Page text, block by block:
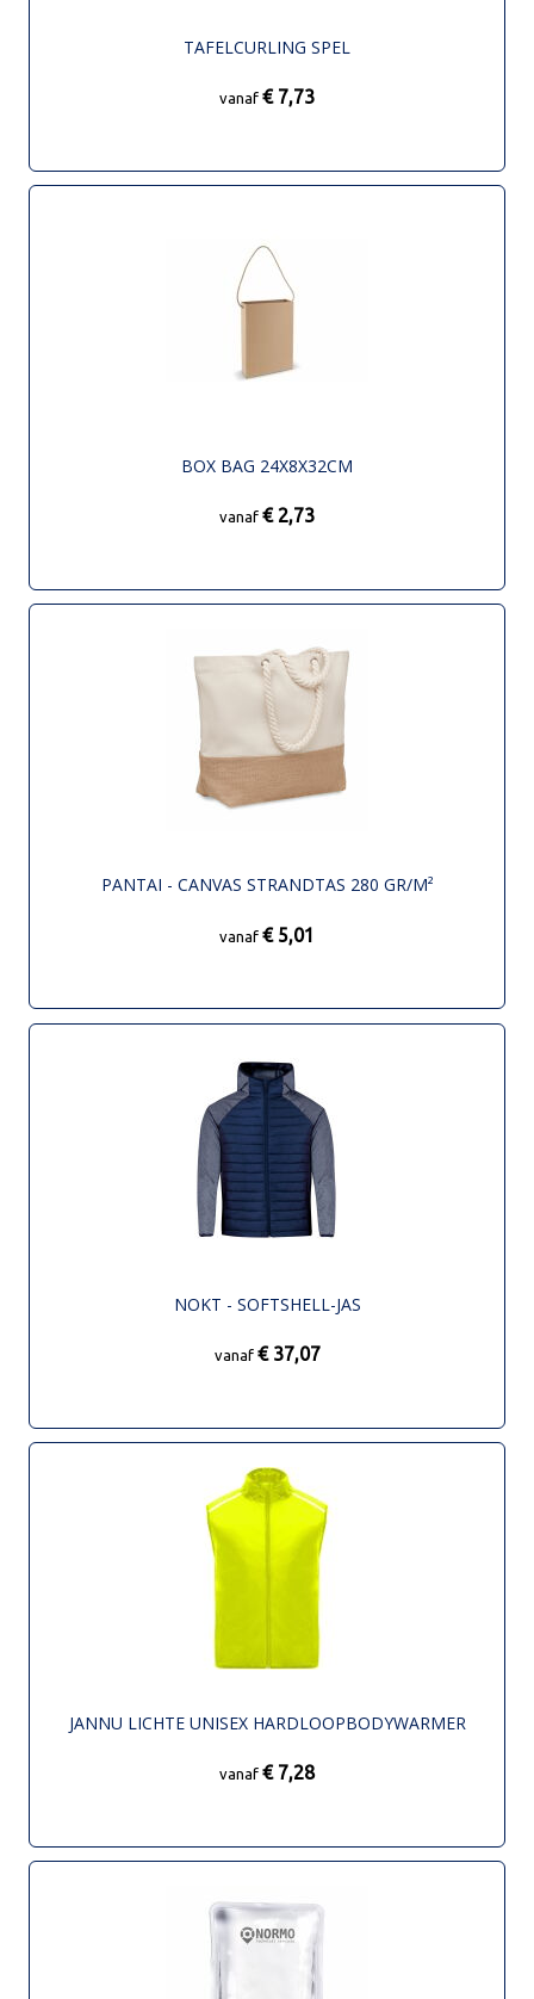
TAFELCURLING SPEL
vanaf € 7,73
BOX BAG 24X8X32CM
vanaf € 2,73
PANTAI - CANVAS STRANDTAS 280 GR/M²
vanaf € 5,01
NOKT - SOFTSHELL-JAS
vanaf € 37,07
JANNU LICHTE UNISEX HARDLOOPBODYWARMER
vanaf € 7,28